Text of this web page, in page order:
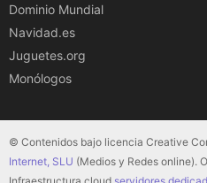
Dominio Mundial
Navidad.es
Juguetes.org
Monólogos
© Contenidos bajo licencia Creative
Internet, SLU (Medios y Redes online).